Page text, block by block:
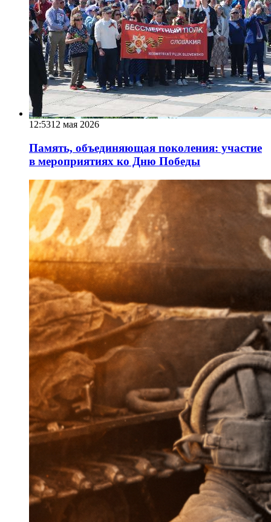
12:5312 мая 2026
Память, объединяющая поколения: участие
в мероприятиях ко Дню Победы